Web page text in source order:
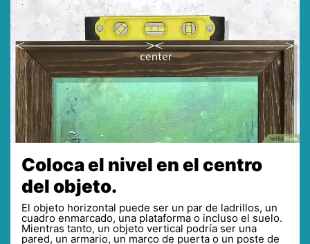
Coloca el nivel en el centro
del objeto.
El objeto horizontal puede ser un par de ladrillos, un
cuadro enmarcado, una plataforma o incluso el suelo.
Mientras tanto, un objeto vertical podría ser una
pared, un armario, un marco de puerta o un poste de